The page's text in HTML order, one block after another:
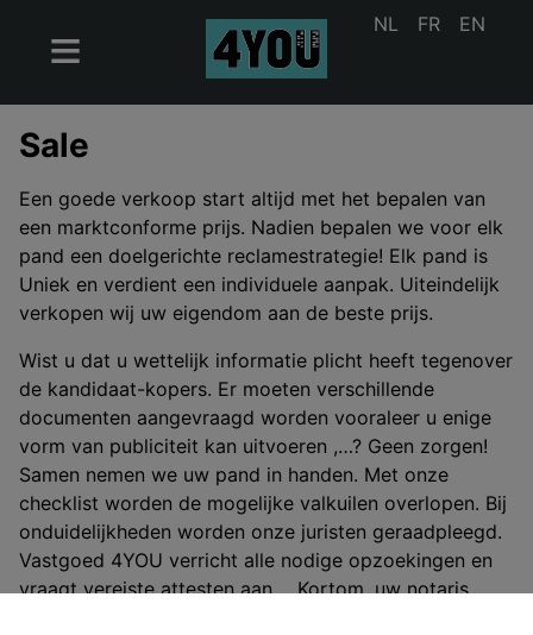
NL FR EN
Sale
Een goede verkoop start altijd met het bepalen van
een marktconforme prijs. Nadien bepalen we voor elk
pand een doelgerichte reclamestrategie! Elk pand is
Uniek en verdient een individuele aanpak. Uiteindelijk
verkopen wij uw eigendom aan de beste prijs.
Wist u dat u wettelijk informatie plicht heeft tegenover
de kandidaat-kopers. Er moeten verschillende
documenten aangevraagd worden vooraleer u enige
vorm van publiciteit kan uitvoeren ,…? Geen zorgen!
Samen nemen we uw pand in handen. Met onze
checklist worden de mogelijke valkuilen overlopen. Bij
onduidelijkheden worden onze juristen geraadpleegd.
Vastgoed 4YOU verricht alle nodige opzoekingen en
vraagt vereiste attesten aan,... Kortom, uw notaris